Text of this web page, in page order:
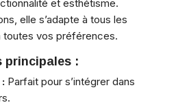
et esthétisme.
elle s’adapte à tous les
toutes vos préférences.
principales :
Parfait pour s’intégrer dans